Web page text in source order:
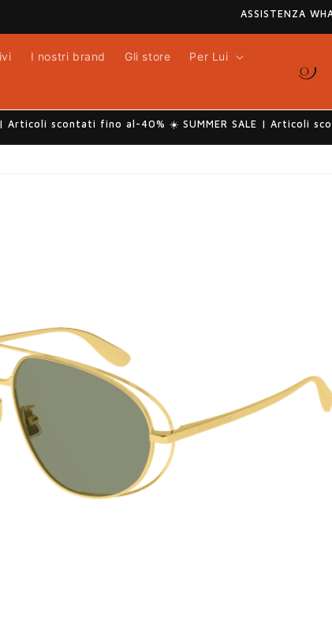
ASSISTENZA
I nostri brand Gli store Per Lui
| Articoli scontati fino al-40% ☀️ SUMMER SALE | Articoli